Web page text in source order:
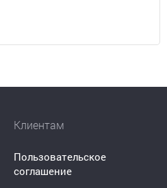
Клиентам
Пользовательское
соглашение